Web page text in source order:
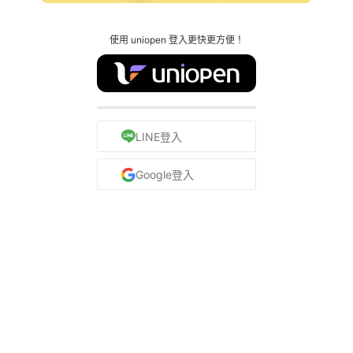
使用 uniopen 登入更快更方便！
LINE登入
Google登入